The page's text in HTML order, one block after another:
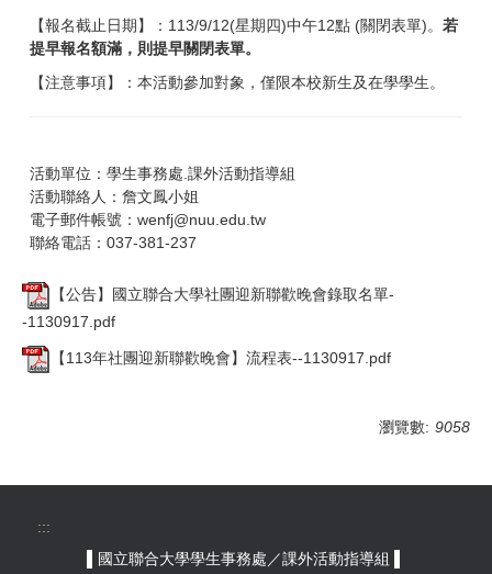
【報名截止日期】：113/9/12(星期四)中午12點 (關閉表單)。 若
提早報名額滿，則提早關閉表單。
【注意事項】：本活動參加對象，僅限本校新生及在學學生。
活動單位：學生事務處.課外活動指導組
活動聯絡人：詹文鳳小姐
電子郵件帳號：wenfj@nuu.edu.tw
聯絡電話：037-381-237
【公告】國立聯合大學社團迎新聯歡晚會錄取名單-
-1130917.pdf
【113年社團迎新聯歡晚會】流程表--1130917.pdf
瀏覽數: 9058
:::
▌國立聯合大學學生事務處／課外活動指導組 ▌